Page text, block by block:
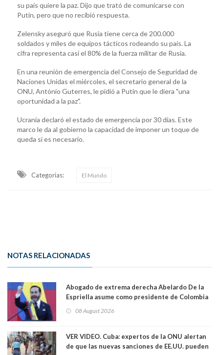
su país quiere la paz. Dijo que trató de comunicarse con
Putin, pero que no recibió respuesta.
Zelensky aseguró que Rusia tiene cerca de 200.000
soldados y miles de equipos tácticos rodeando su país. La
cifra representa casi el 80% de la fuerza militar de Rusia.
En una reunión de emergencia del Consejo de Seguridad de
Naciones Unidas el miércoles, el secretario general de la
ONU, António Guterres, le pidió a Putin que le diera "una
oportunidad a la paz".
Ucrania declaró el estado de emergencia por 30 días. Este
marco le da al gobierno la capacidad de imponer un toque de
queda si es necesario.
Categorias: El Mundo
NOTAS RELACIONADAS
Abogado de extrema derecha Abelardo De la
Espriella asume como presidente de Colombia
08 August 2026
VER VIDEO. Cuba: expertos de la ONU alertan
de que las nuevas sanciones de EE.UU. pueden